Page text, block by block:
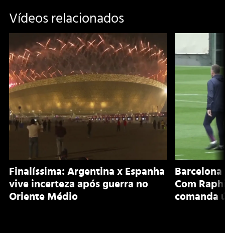
Vídeos relacionados
Finalíssima: Argentina x Espanha
vive incerteza após guerra no
Oriente Médio
Com
comanda